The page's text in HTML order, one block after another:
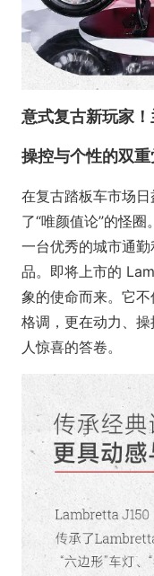
意式复古新玩家
操控与个性的双
在复古踏板车市场
了“唯颜值论”的怪
一台优秀的城市通
品。即将上市的
象的使命而来。它
格调，更在动力、
人惊喜的答卷。